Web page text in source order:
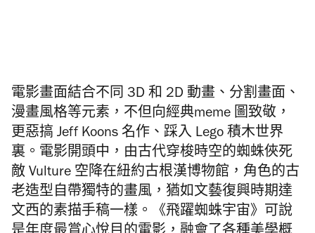
電影畫面結合不同 3D 和 2D 動畫、分割畫面、
漫畫風格等元素，不但向經典meme 圖致敬，
更惡搞 Jeff Koons 名作、踩入 Lego 積木世界
裏。電影開頭中，由古代穿梭時空的蜘蛛俠死
敵 Vulture 空降在紐約古根漢博物館，角色的古
老造型自帶獨特的畫風，猶如文藝復興時期達
文西的素描手稿一樣。《飛躍蜘蛛宇宙》可說